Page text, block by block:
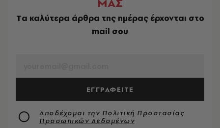
Tα καλύτερα άρθρα της ημέρας έρχονται στο
mail σου
ΕΓΓΡΑΦΕΙΤΕ
Αποδέχομαι την Πολιτική Προστασίας
Προσωπικών Δεδομένων